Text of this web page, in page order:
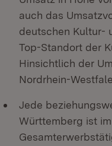
auch das
deutschen Kultur-
Top-Standort der
Hinsichtlich der
Nordrhein-
Jede
Württemberg ist